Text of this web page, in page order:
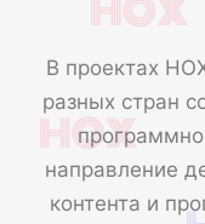
В проектах
разных стран
направление
контента и